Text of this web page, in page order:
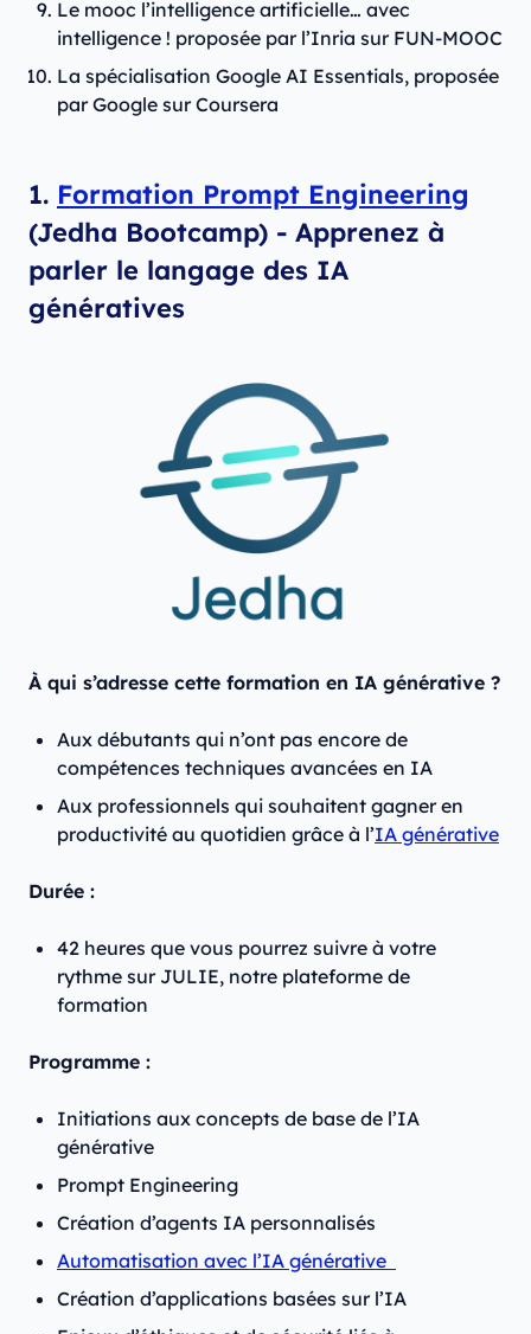
Le mooc l’intelligence artificielle… avec
intelligence ! proposée par l’Inria sur FUN‑MOOC
La spécialisation Google AI Essentials, proposée
par Google sur Coursera
1. Formation Prompt Engineering
(Jedha Bootcamp) - Apprenez à
parler le langage des IA
génératives
À qui s’adresse cette formation en IA générative ?
Aux débutants qui n’ont pas encore de
compétences techniques avancées en IA
Aux professionnels qui souhaitent gagner en
productivité au quotidien grâce à l’IA générative
Durée :
42 heures que vous pourrez suivre à votre
rythme sur JULIE, notre plateforme de
formation
Programme :
Initiations aux concepts de base de l’IA
générative
Prompt Engineering
Création d’agents IA personnalisés
Automatisation avec l’IA générative
Création d’applications basées sur l’IA